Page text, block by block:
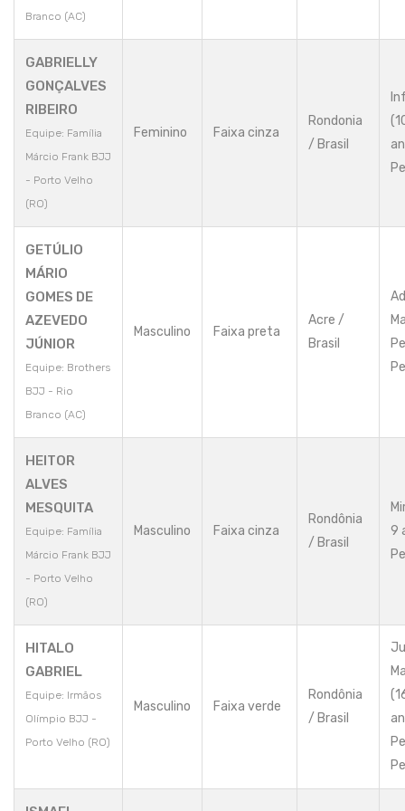
Branco (AC)
GABRIELLY
GONÇALVES
RIBEIRO
Equipe: Família
Márcio Frank BJJ
- Porto Velho
(RO)
Feminino Faixa cinza
Rondonia
/ Brasil
GETÚLIO
MÁRIO
GOMES DE
AZEVEDO
JÚNIOR
Equipe: Brothers
BJJ - Rio
Branco (AC)
Masculino Faixa preta
Acre /
Brasil
HEITOR
ALVES
MESQUITA
Equipe: Família
Márcio Frank BJJ
- Porto Velho
(RO)
Masculino Faixa cinza
Rondônia
/ Brasil
9
HITALO
GABRIEL
Equipe: Irmãos
Olímpio BJJ -
Porto Velho (RO)
Masculino Faixa verde
Rondônia
/ Brasil